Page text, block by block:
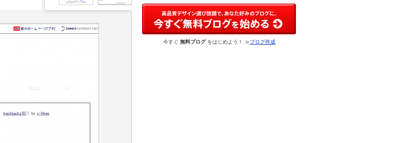
今すぐ 無料ブログをはじめよう！ ≫ブログ作成